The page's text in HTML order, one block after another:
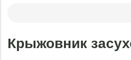
Крыжовник